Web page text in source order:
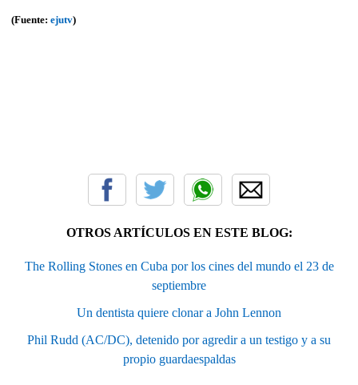
(Fuente: ejutv)
OTROS ARTÍCULOS EN ESTE BLOG:
The Rolling Stones en Cuba por los cines del mundo el 23 de
septiembre
Un dentista quiere clonar a John Lennon
Phil Rudd (AC/DC), detenido por agredir a un testigo y a su
propio guardaespaldas